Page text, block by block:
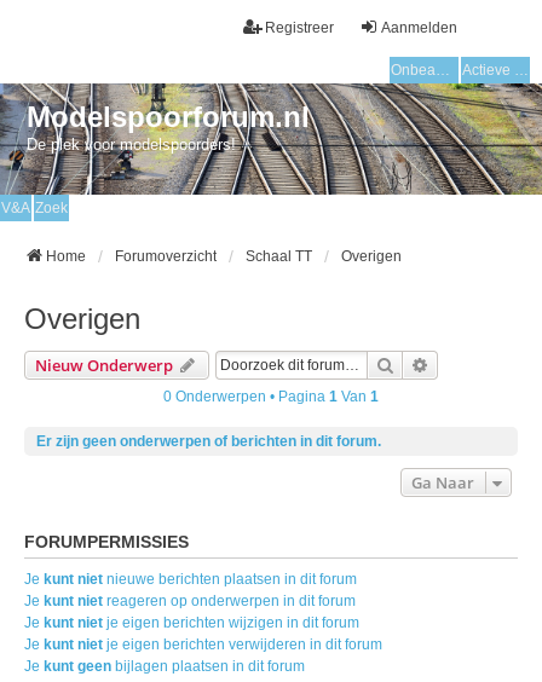
Aanmelden
Registreer
Onbeantwoorde onderwerpen Actieve onderwerpen
Modelspoorforum.nl
De plek voor modelspoorders!
V&A Zoek
Home Forumoverzicht Schaal TT Overigen
Overigen
Nieuw Onderwerp Zoek
0 Onderwerpen • Pagina 1 Van 1
Er zijn geen onderwerpen of berichten in dit forum.
Ga Naar
FORUMPERMISSIES
Je kunt niet nieuwe berichten plaatsen in dit forum
Je kunt niet reageren op onderwerpen in dit forum
Je kunt niet je eigen berichten wijzigen in dit forum
Je kunt niet je eigen berichten verwijderen in dit forum
Je kunt geen bijlagen plaatsen in dit forum